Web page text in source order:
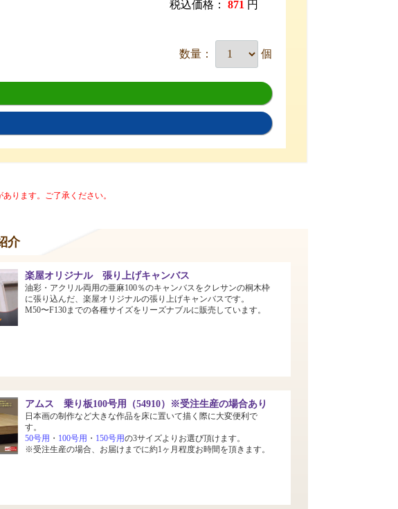
税込価格： 871 円
数量： 個
ります。ご了承ください。
介
楽屋オリジナル 張り上げキャンバス
油彩・アクリル両用の亜麻100％のキャンバスをクレサンの桐木枠
に張り込んだ、楽屋オリジナルの張り上げキャンバスです。
M50〜F130までの各種サイズをリーズナブルに販売しています。
アムス 乗り板100号用（54910）※受注生産の場合あり
日本画の制作など大きな作品を床に置いて描く際に大変便利で
す。
50号用 ・ 100号用 ・ 150号用の3サイズよりお選び頂けます。
※受注生産の場合、お届けまでに約1ヶ月程度お時間を頂きます。